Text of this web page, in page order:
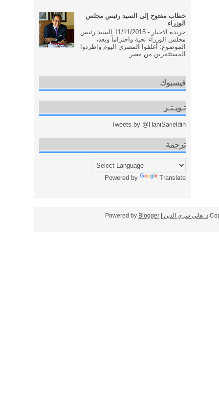
خطاب مفتوح إلى السيد رئيس مجلس
الوزراء
جريدة الاخبار - 11/11/2015 السيد رئيس
مجلس الوزراء تحية واحتراماً وبعد،
الموضوع: أغلقوا المصري اليوم واطردوا
المستثمرين من مصر ...
فيسبوك
تـويـتـر
Tweets by @HaniSarieldin
ترجمة
Powered by Translate
د. هاني سري الدين | Powered by
Blogger